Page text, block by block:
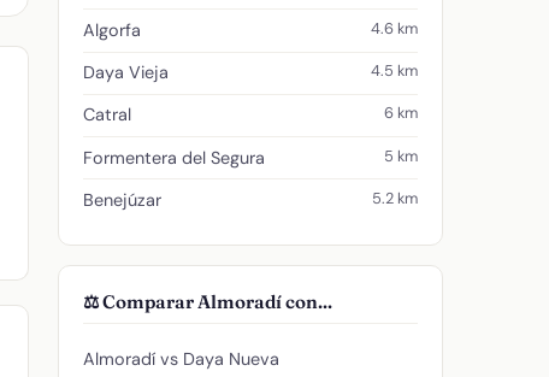
Algorfa 4.6 km
Daya Vieja 4.5 km
Catral 6 km
Formentera del Segura 5 km
Benejúzar 5.2 km
⚖️ Comparar Almoradí con...
Almoradí vs Daya Nueva